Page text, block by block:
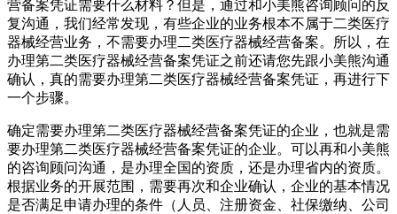
营备案凭证需要什么材料？但是，通过和小美熊咨询顾问的反
复沟通，我们经常发现，有些企业的业务根本不属于二类医疗
器械经营业务，不需要办理二类医疗器械经营备案。所以，在
办理第二类医疗器械经营备案凭证之前还请您先跟小美熊沟通
确认，真的需要办理第二类医疗器械经营备案凭证，再进行下
一个步骤。
确定需要办理第二类医疗器械经营备案凭证的企业，也就是需
要办理第二类医疗器械经营备案凭证的企业。可以再和小美熊
的咨询顾问沟通，是办理全国的资质，还是办理省内的资质。
根据业务的开展范围，需要再次和企业确认，企业的基本情况
是否满足申请办理的条件（人员、注册资金、社保缴纳、公司